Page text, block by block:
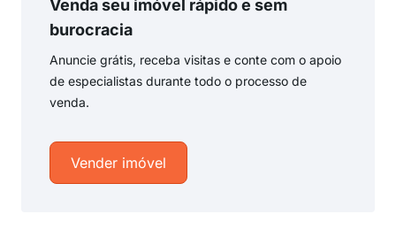
Venda seu imóvel rápido e sem
burocracia
Anuncie grátis, receba visitas e conte com o apoio
de especialistas durante todo o processo de
venda.
Vender imóvel